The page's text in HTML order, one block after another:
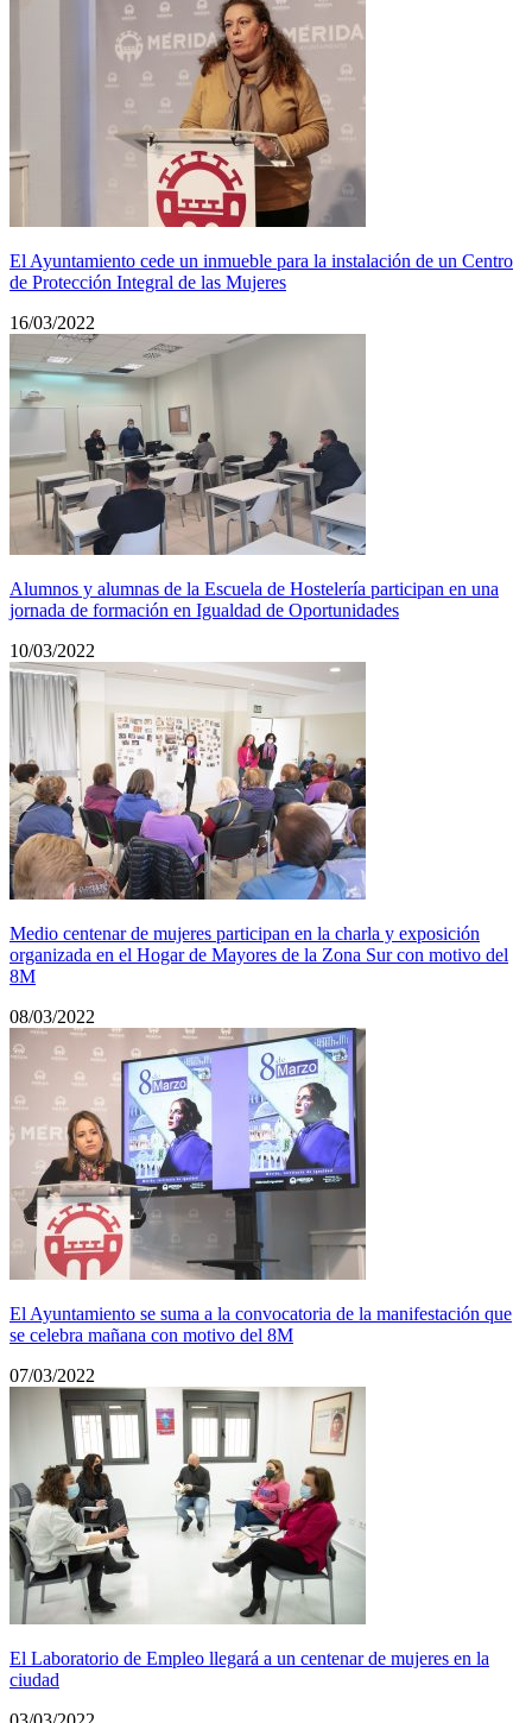
El Ayuntamiento cede un inmueble para la instalación de un Centro
de Protección Integral de las Mujeres
16/03/2022
Alumnos y alumnas de la Escuela de Hostelería participan en una
jornada de formación en Igualdad de Oportunidades
10/03/2022
Medio centenar de mujeres participan en la charla y exposición
organizada en el Hogar de Mayores de la Zona Sur con motivo del
8M
08/03/2022
El Ayuntamiento se suma a la convocatoria de la manifestación que
se celebra mañana con motivo del 8M
07/03/2022
El Laboratorio de Empleo llegará a un centenar de mujeres en la
ciudad